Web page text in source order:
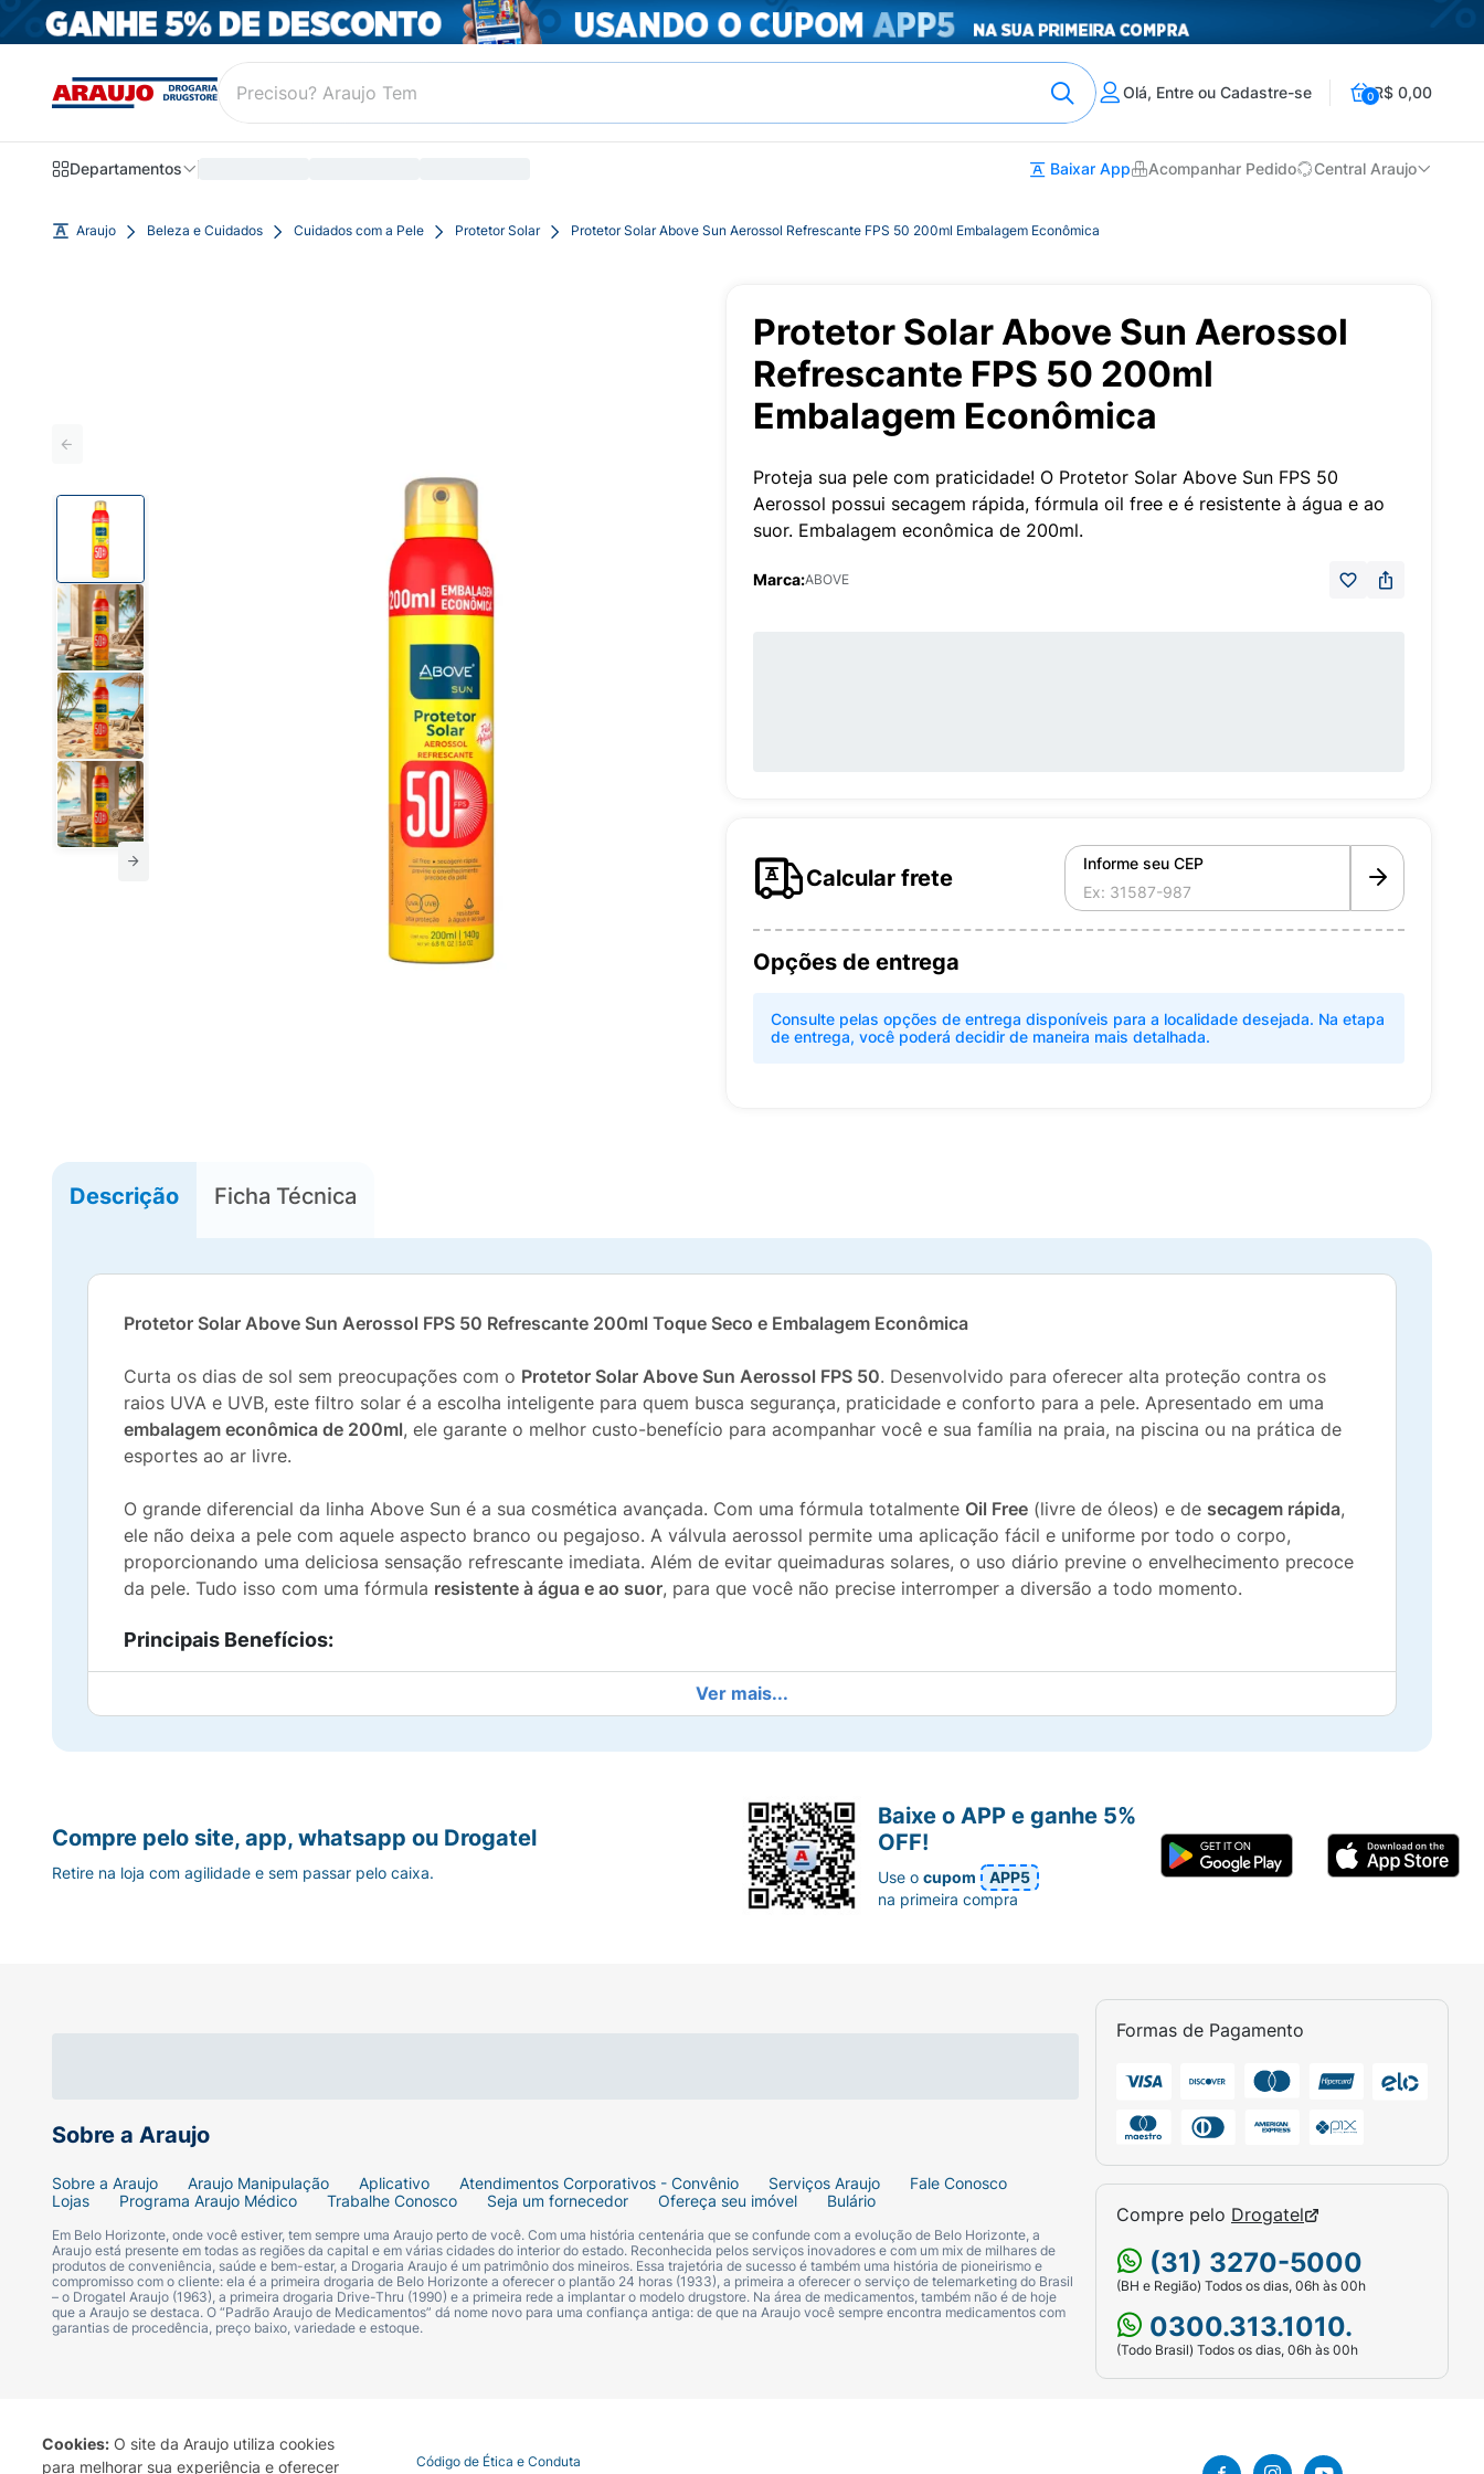
Cookies: O site da Araujo utiliza cookies
para melhorar sua experiência e oferecer
Olá, Entre ou Cadastre-se 0R$ 0,00
Departamentos Baixar App Acompanhar Pedido Central Araujo
Araujo Beleza e Cuidados Cuidados com a Pele Protetor Solar Protetor Solar Above Sun Aerossol Refrescante FPS 50 200ml Embalagem Econômica
Protetor Solar Above Sun Aerossol
Refrescante FPS 50 200ml
Embalagem Econômica
Proteja sua pele com praticidade! O Protetor Solar Above Sun FPS 50
Aerossol possui secagem rápida, fórmula oil free e é resistente à água e ao
suor. Embalagem econômica de 200ml.
Marca:ABOVE
Calcular frete
Informe seu CEP
Opções de entrega
Consulte pelas opções de entrega disponíveis para a localidade desejada. Na etapa
de entrega, você poderá decidir de maneira mais detalhada.
Descrição Ficha Técnica
Protetor Solar Above Sun Aerossol FPS 50 Refrescante 200ml Toque Seco e Embalagem Econômica
Curta os dias de sol sem preocupações com o Protetor Solar Above Sun Aerossol FPS 50. Desenvolvido para oferecer alta proteção contra os
raios UVA e UVB, este filtro solar é a escolha inteligente para quem busca segurança, praticidade e conforto para a pele. Apresentado em uma
embalagem econômica de 200ml, ele garante o melhor custo-benefício para acompanhar você e sua família na praia, na piscina ou na prática de
esportes ao ar livre.
O grande diferencial da linha Above Sun é a sua cosmética avançada. Com uma fórmula totalmente Oil Free (livre de óleos) e de secagem rápida,
ele não deixa a pele com aquele aspecto branco ou pegajoso. A válvula aerossol permite uma aplicação fácil e uniforme por todo o corpo,
proporcionando uma deliciosa sensação refrescante imediata. Além de evitar queimaduras solares, o uso diário previne o envelhecimento precoce
da pele. Tudo isso com uma fórmula resistente à água e ao suor, para que você não precise interromper a diversão a todo momento.
Principais Benefícios:
FPS 50 com amplo espectro contra raios UVA e UVB.
Fórmula oil free, de secagem rápida, que não deixa a pele pegajosa.
Resistente:Mantém a proteção mesmo em contato com a água e durante a transpiração intensa.
Previne o envelhecimento precoce e manchas causadas pela exposição solar.
frasco a uma distância de aproximadamente 15cm do corpo. Espalhe com as mãos para garantir uma cobertura uniforme em todas as áreas.
secar-se com toalha e durante a exposição prolongada ao sol.
Para o rosto, não aplique diretamente; borrife o produto nas mãos e depois espalhe
Ficha Técnica:
Marca:Above.
Linha:Sun.
Ver mais...
Sobre a Araujo
Sobre a Araujo Araujo Manipulação Aplicativo Atendimentos Corporativos - Convênio Serviços Araujo
Fale Conosco
Lojas
Programa Araujo Médico Trabalhe Conosco Seja um fornecedor Ofereça seu imóvel Bulário
Em Belo Horizonte, onde você estiver, tem sempre uma Araujo perto de você. Com uma história centenária que se confunde com a evolução de Belo Horizonte, a
Araujo está presente em todas as regiões da capital e em várias cidades do interior do estado. Reconhecida pelos serviços inovadores e com um mix de milhares de
produtos de conveniência, saúde e bem-estar, a Drogaria Araujo é um patrimônio dos mineiros. Essa trajetória de sucesso é também uma história de pioneirismo e
compromisso com o cliente: ela é a primeira drogaria de Belo Horizonte a oferecer o plantão 24 horas (1933), a primeira a oferecer o serviço de telemarketing do Brasil
– o Drogatel Araujo (1963), a primeira drogaria Drive-Thru (1990) e a primeira rede a implantar o modelo drugstore. Na área de medicamentos, também não é de hoje
que a Araujo se destaca. O “Padrão Araujo de Medicamentos” dá nome novo para uma confiança antiga: de que na Araujo você sempre encontra medicamentos com
garantias de procedência, preço baixo, variedade e estoque.
Formas de Pagamento
Compre pelo Drogatel
(31) 3270-5000
(BH e Região) Todos os dias, 06h às 00h
0300.313.1010.
(Todo Brasil) Todos os dias, 06h às 00h
Compre pelo site, app, whatsapp ou Drogatel
Retire na loja com agilidade e sem passar pelo caixa.
Baixe o APP e ganhe 5%
OFF!
Use ocupom
APP5
na primeira compra
Termo de Uso Portal da Privacidade Covid-19 Código de Ética e Conduta